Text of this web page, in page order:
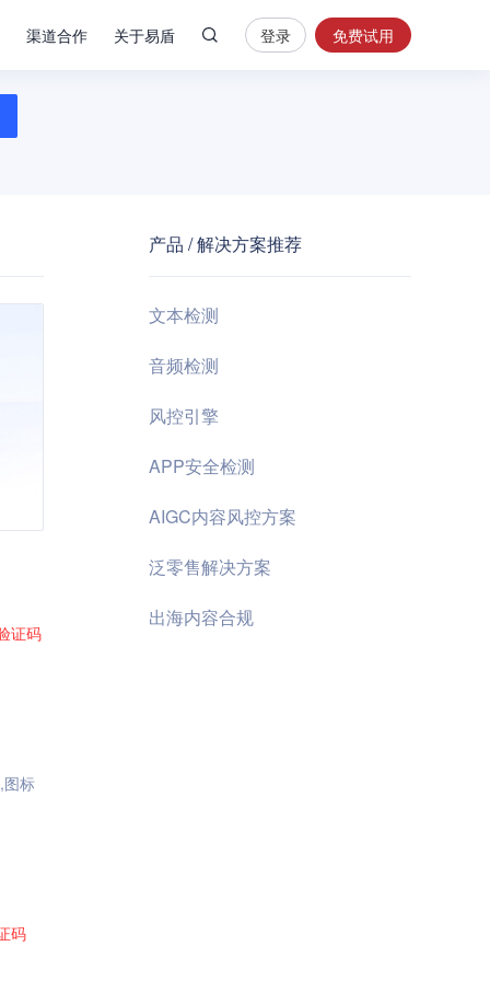
渠道合作 关于易盾
安
全
控
登录 免费试用
证码
图标
码
产品 / 解决方案推荐
文本检测
音频检测
风控引擎
APP安全检测
AIGC内容风控方案
泛零售解决方案
出海内容合规